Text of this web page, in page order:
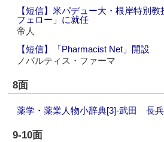
【短信】米パデュー大・根岸特別
フェロー」に就任
帝人
【短信】「Pharmacist Net」開設
ノバルティス・ファーマ
8面
薬学・薬業人物小辞典[3]‐武田 長兵
9-10面